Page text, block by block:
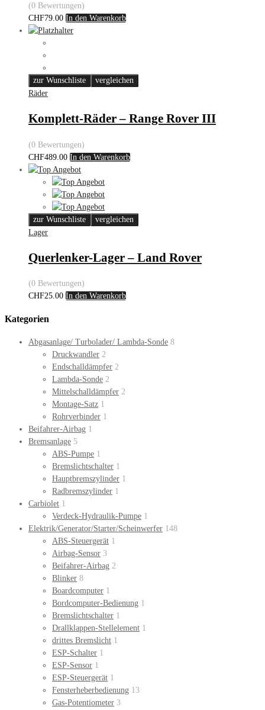
(0 Bewertungen)
CHF79.00 In den Warenkorb
zur Wunschliste
vergleichen
Räder
Komplett-Räder – Range Rover III
(0 Bewertungen)
CHF489.00 In den Warenkorb
zur Wunschliste
vergleichen
Lager
Querlenker-Lager – Land Rover
(0 Bewertungen)
CHF25.00 In den Warenkorb
Kategorien
Abgasanlage/ Turbolader/ Lambda-Sonde 8
Druckwandler 2
Endschalldämpfer 2
Lambda-Sonde 2
Mittelschalldämpfer 2
Montage-Satz 1
Rohrverbinder 1
Beifahrer-Airbag 1
Bremsanlage 5
ABS-Pumpe 1
Bremslichtschalter 1
Hauptbremszylinder 1
Radbremszylinder 1
Carbiolet 1
Verdeck-Hydraulik-Pumpe 1
Elektrik/Generator/Starter/Scheinwerfer 148
ABS-Steuergerät 1
Airbag-Sensor 3
Beifahrer-Airbag 2
Blinker 8
Boardcomputer 1
Bordcomputer-Bedienung 1
Bremslichtschalter 1
Drallklappen-Stellelement 1
drittes Bremslicht 1
ESP-Schalter 1
ESP-Sensor 1
ESP-Steuergerät 1
Fensterheberbedienung 13
Gas-Potentiometer 3